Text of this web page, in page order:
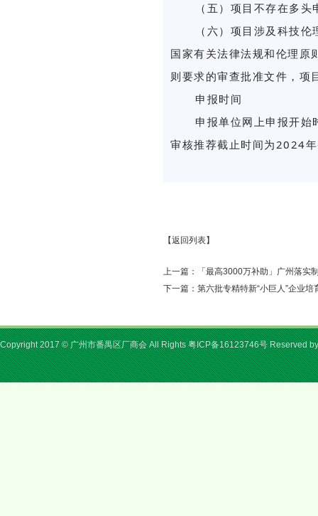
（五）项目不存在多
（六）项目涉及科技
国家有关法律法规和伦理原
则要求的审查批准文件，项
申报时间
申报单位网上申报开
审核推荐截止时间为2024
【返回列表】
上一篇：「最高3000万补助」广州落实
下一篇：第六批专精特新“小巨人”企业培
Copyright 2017 © 广州市番禺区厂商会 All Rights粤ICP备16123746号Reserved